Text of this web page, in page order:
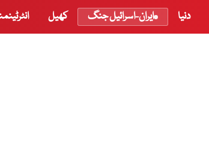
دنیا ایران-اسرائیل جنگ کھیل